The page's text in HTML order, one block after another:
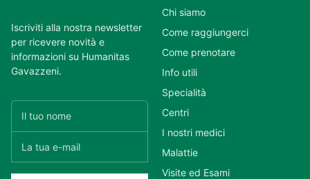
Iscriviti alla nostra newsletter
per ricevere novità e
informazioni su Humanitas
Gavazzeni.
Chi siamo
Come raggiungerci
Come prenotare
Info utili
Specialità
Centri
I nostri medici
Malattie
Visite ed Esami